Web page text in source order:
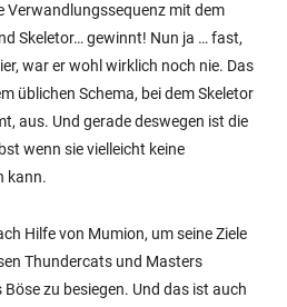
Verwandlungssequenz mit dem
Skeletor… gewinnt! Nun ja … fast,
war er wohl wirklich noch nie. Das
üblichen Schema, bei dem Skeletor
aus. Und gerade deswegen ist die
wenn sie vielleicht keine
kann.
Hilfe von Mumion, um seine Ziele
Thundercats und Masters
zu besiegen. Und das ist auch